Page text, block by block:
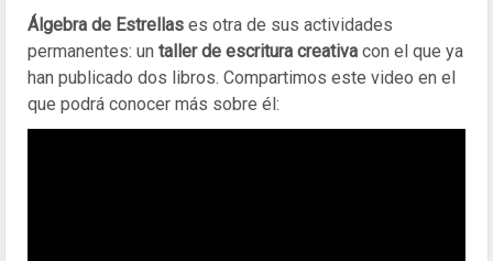
Álgebra de Estrellas es otra de sus actividades
permanentes: un taller de escritura creativa con el que ya
han publicado dos libros. Compartimos este video en el
que podrá conocer más sobre él: